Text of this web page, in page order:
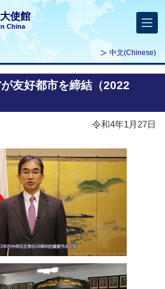
使館
China
中文(Chinese)
友好都市を締結（2022
令和4年1月27日